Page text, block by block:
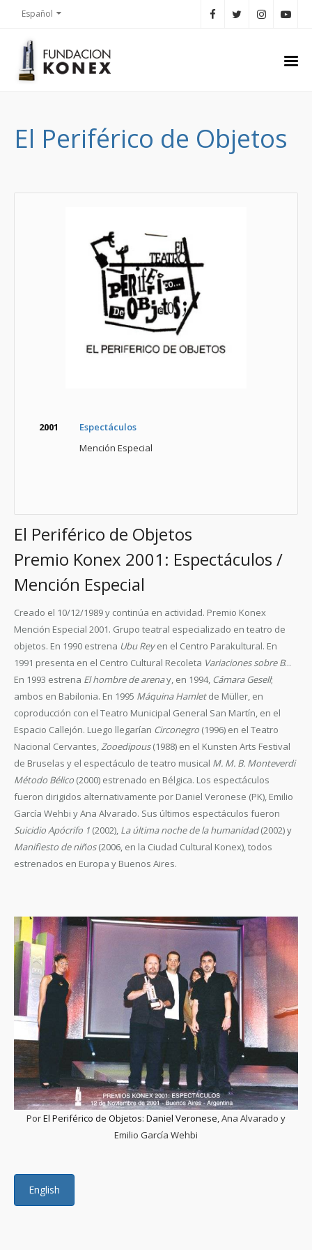
Español
El Periférico de Objetos
2001
Espectáculos
Mención Especial
El Periférico de Objetos
Premio Konex 2001: Espectáculos /
Mención Especial
Creado el 10/12/1989 y continúa en actividad. Premio Konex
Mención Especial 2001. Grupo teatral especializado en teatro de
objetos. En 1990 estrena Ubu Reyen el Centro Parakultural. En
1991 presenta en el Centro Cultural Recoleta Variaciones sobre B...
En 1993 estrena El hombre de arenay, en 1994, Cámara Gesell;
ambos en Babilonia. En 1995 Máquina Hamletde Müller, en
coproducción con el Teatro Municipal General San Martín, en el
Espacio Callejón. Luego llegarían Circonegro (1996) en el Teatro
Nacional Cervantes,Zooedipous(1988) en el Kunsten Arts Festival
de Bruselas y el espectáculo de teatro musical M. M. B. Monteverdi
Método Bélico (2000) estrenado en Bélgica. Los espectáculos
fueron dirigidos alternativamente por Daniel Veronese (PK), Emilio
García Wehbi y Ana Alvarado. Sus últimos espectáculos fueron
Suicidio Apócrifo 1 (2002), La última noche de la humanidad(2002) y
Manifiesto de niños(2006, en la Ciudad Cultural Konex), todos
estrenados en Europa y Buenos Aires.
PorEl Periférico de Objetos: Daniel Veronese , Ana Alvarado y
Emilio García Wehbi
English